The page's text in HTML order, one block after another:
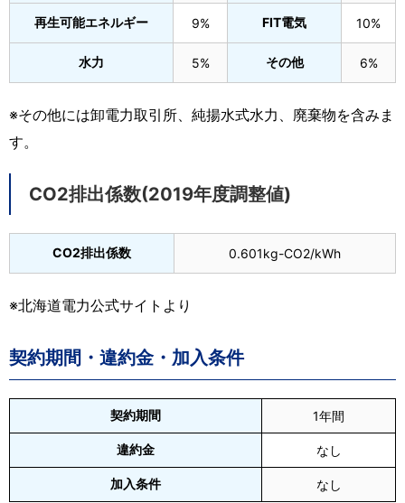
再生可能エネルギー 9% FIT電気 10%
水力 5% その他 6%
※その他には卸電力取引所、純揚水式水力、廃棄物を含みま
す。
CO2排出係数(2019年度調整値)
CO2排出係数 0.601kg-CO2/kWh
※北海道電力公式サイトより
契約期間・違約金・加入条件
契約期間 1年間
違約金 なし
加入条件 なし